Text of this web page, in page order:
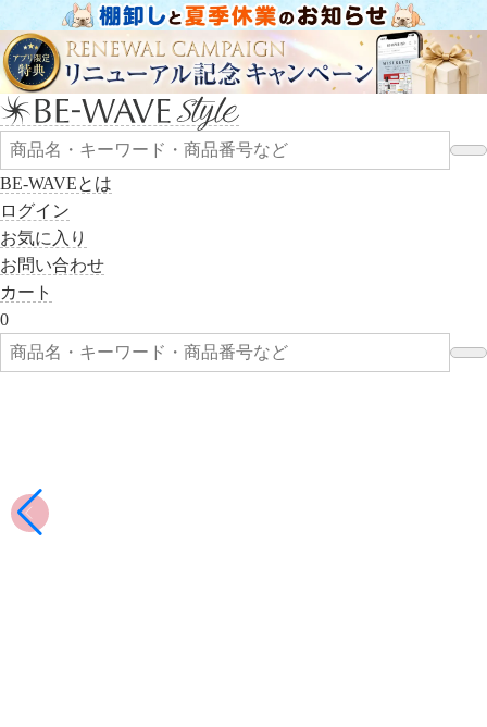
BE-WAVEとは
ログイン
お気に入り
お問い合わせ
カート
0